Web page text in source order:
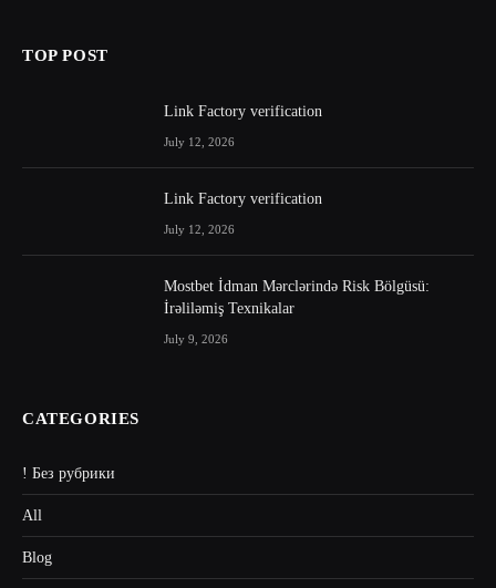
TOP POST
Link Factory verification
July 12, 2026
Link Factory verification
July 12, 2026
Mostbet İdman Mərclərində Risk Bölgüsü:
İrəliləmiş Texnikalar
July 9, 2026
CATEGORIES
! Без рубрики
All
Blog